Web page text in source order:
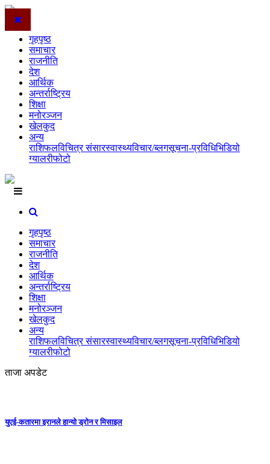
गृहपृष्ठ
समाचार
राजनीति
देश
आर्थिक
अन्तर्राष्ट्रिय
शिक्षा
मनोरञ्जन
खेलकुद
अन्य
राशिफलविचित्र संसारस्वास्थ्यविचार/ब्लगसूचना-प्रविधिभिडियो
ग्यालरीफोटो
गृहपृष्ठ
समाचार
राजनीति
देश
आर्थिक
अन्तर्राष्ट्रिय
शिक्षा
मनोरञ्जन
खेलकुद
अन्य
राशिफलविचित्र संसारस्वास्थ्यविचार/ब्लगसूचना-प्रविधिभिडियो
ग्यालरीफोटो
ताजा अपडेट
युएई-कतारमा इरानले हान्यो ड्रोन र मिसाइल